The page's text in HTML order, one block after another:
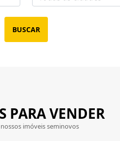
BUSCAR
PARA VENDER
imóveis seminovos